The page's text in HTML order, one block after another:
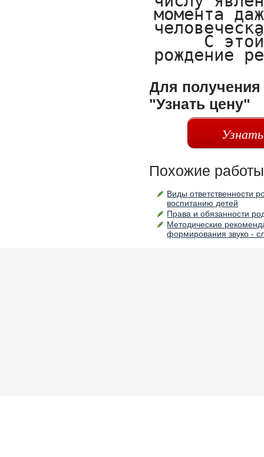
Для
"Узнать цену"
Похожие
Виды ответственности
воспитанию детей
Права и обязанности
Методические
формирования звуко -